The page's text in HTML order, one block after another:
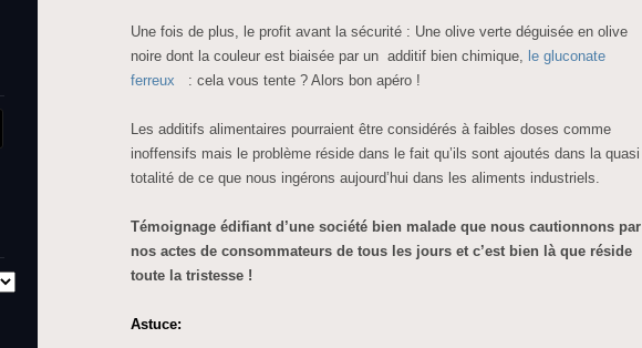
Une fois de plus, le profit avant la sécurité : Une olive verte déguisée en olive
noire dont la couleur est biaisée par un additif bien chimique, le gluconate
ferreux : cela vous tente ? Alors bon apéro !
Les additifs alimentaires pourraient être considérés à faibles doses comme
inoffensifs mais le problème réside dans le fait qu’ils sont ajoutés dans la quasi
totalité de ce que nous ingérons aujourd’hui dans les aliments industriels.
Témoignage édifiant d’une société bien malade que nous cautionnons par
nos actes de consommateurs de tous les jours et c’est bien là que réside
toute la tristesse !
Astuce: